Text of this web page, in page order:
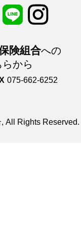
険組合への
から
075-662-6252
All Rights Reserved.